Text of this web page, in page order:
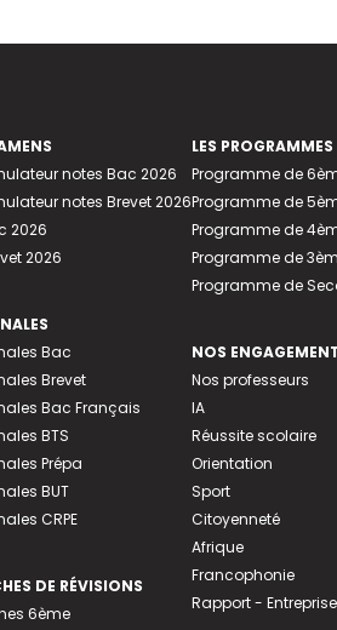
notes Bac 2026
notes Brevet 2026
2026
2026
Bac
Brevet
Bac Français
BTS
Prépa
BUT
CRPE
DE RÉVISIONS
6ème
LES PROGRAMMES
Programme de
Programme de
Programme de
Programme de
Programme de
NOS
Nos professeurs
IA
Réussite scolaire
Orientation
Sport
Citoyenneté
Afrique
Francophonie
Rapport -